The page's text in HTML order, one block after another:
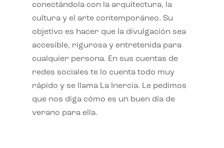
conectándola con la arquitectura, la
cultura y el arte contemporáneo. Su
objetivo es hacer que la divulgación sea
accesible, rigurosa y entretenida para
cualquier persona. En sus cuentas de
redes sociales te lo cuenta todo muy
rápido y se llama La Inercia. Le pedimos
que nos diga cómo es un buen día de
verano para ella.